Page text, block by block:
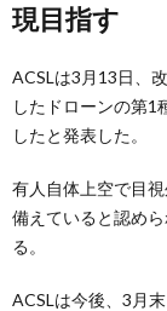
現目指す
ACSLは3月13日、
したドローンの第1
したと発表した。
有人自体上空で目
備えていると認め
る。
ACSLは今後、3月